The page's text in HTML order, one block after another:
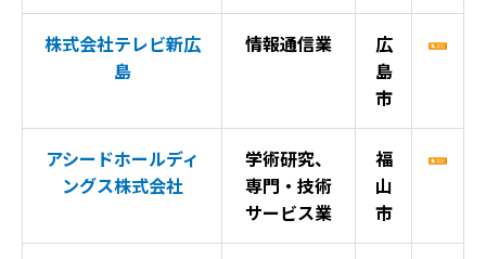
株式会社テレビ新広
島
情報通信業
広
島
市
アシードホールディ
ングス株式会社
学術研究、
専門・技術
サービス業
福
山
市